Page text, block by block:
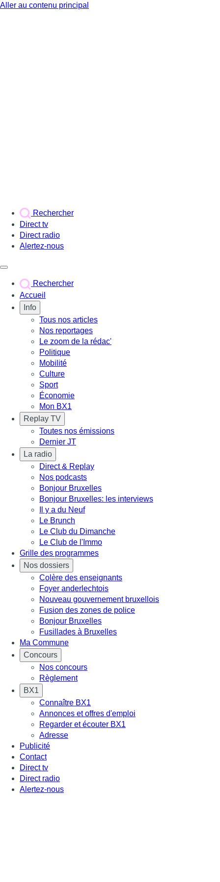
Aller au contenu principal
Rechercher
Direct tv
Direct radio
Alertez-nous
Rechercher
Accueil
Info
Tous nos articles
Nos reportages
Le zoom de la rédac'
Politique
Mobilité
Culture
Sport
Économie
Mon BX1
Replay TV
Toutes nos émissions
Dernier JT
La radio
Direct & Replay
Nos podcasts
Bonjour Bruxelles
Bonjour Bruxelles: les interviews
Il y a du Neuf
Le Brunch
Le Club du Dimanche
Le Club de l'Immo
Grille des programmes
Nos dossiers
Colère des enseignants
Foyer anderlechtois
Nouveau gouvernement bruxellois
Fusion des zones de police
Bonjour Bruxelles
Fusillades à Bruxelles
Ma Commune
Concours
Nos concours
Règlement
BX1
Connaître BX1
Annonces et offres d'emploi
Regarder et écouter BX1
Adresse
Publicité
Contact
Direct tv
Direct radio
Alertez-nous